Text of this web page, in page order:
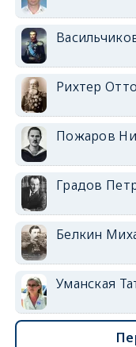
Рихтер
Пожаров
Градов
Белкин
Уманская